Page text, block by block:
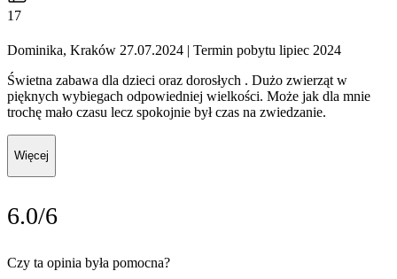
17
Dominika, Kraków 27.07.2024 | Termin pobytu lipiec 2024
Świetna zabawa dla dzieci oraz dorosłych . Dużo zwierząt w
pięknych wybiegach odpowiedniej wielkości. Może jak dla mnie
trochę mało czasu lecz spokojnie był czas na zwiedzanie.
Więcej
6.0/6
Czy ta opinia była pomocna?